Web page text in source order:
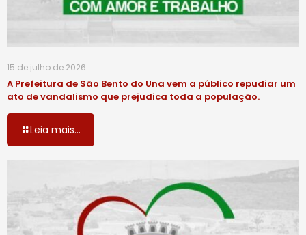
15 de julho de 2026
A Prefeitura de São Bento do Una vem a público repudiar um
ato de vandalismo que prejudica toda a população.
Leia mais...